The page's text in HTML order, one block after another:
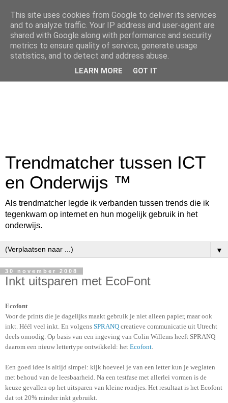
Trendmatcher tussen ICT
en Onderwijs ™
Als trendmatcher legde ik verbanden tussen trends die ik
tegenkwam op internet en hun mogelijk gebruik in het
onderwijs.
▼
30 november 2008
Inkt uitsparen met EcoFont
Ecofont
Voor de prints die je dagelijks maakt gebruik je niet alleen papier, maar ook
inkt. Héél veel inkt. En volgens SPRANQ creatieve communicatie uit Utrecht
deels onnodig. Op basis van een ingeving van Colin Willems heeft SPRANQ
daarom een nieuw lettertype ontwikkeld: het Ecofont
Een goed idee is altijd simpel: kijk hoeveel je van een letter kun je weglaten
met behoud van de leesbaarheid. Na een testfase met allerlei vormen is de
keuze gevallen op het uitsparen van kleine rondjes. Het resultaat is het Ecofont
dat tot 20% minder inkt gebruikt.
This site uses cookies from Google to deliver its services
and to analyze traffic. Your IP address and user-agent are
shared with Google along with performance and security
metrics to ensure quality of service, generate usage
statistics, and to detect and address abuse.
LEARN MORE GOT IT